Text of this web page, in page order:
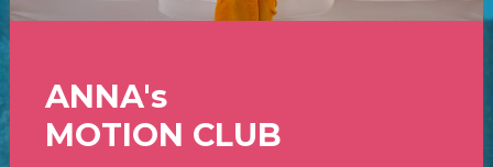
ANNA's
MOTION CLUB